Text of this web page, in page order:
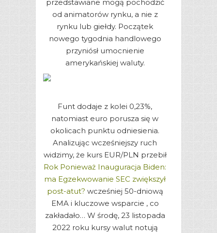
przedstawiane mogą pochodzić
od animatorów rynku, a nie z
rynku lub giełdy. Początek
nowego tygodnia handlowego
przyniósł umocnienie
amerykańskiej waluty.
Funt dodaje z kolei 0,23%,
natomiast euro porusza się w
okolicach punktu odniesienia.
Analizując wcześniejszy ruch
widzimy, że kurs EUR/PLN przebił
Rok Ponieważ Inauguracja Biden:
ma Egzekwowanie SEC zwiększył
post-atut? wcześniej 50-dniową
EMA i kluczowe wsparcie , co
zakładało… W środę, 23 listopada
2022 roku kursy walut notują